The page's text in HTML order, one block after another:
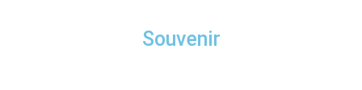
Souvenir